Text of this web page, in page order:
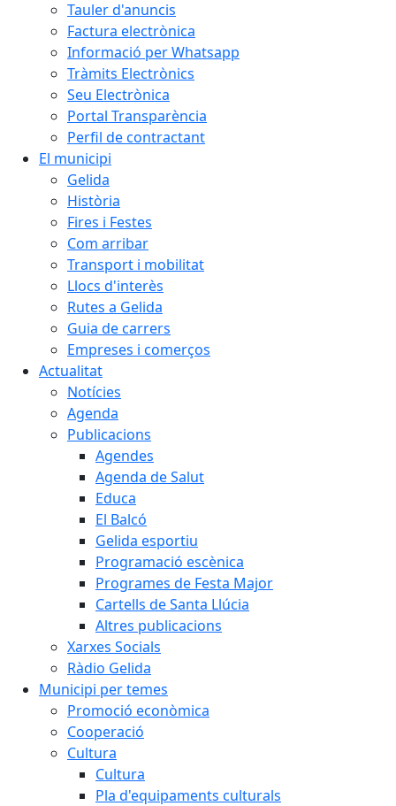
Tauler d'anuncis
Factura electrònica
Informació per Whatsapp
Tràmits Electrònics
Seu Electrònica
Portal Transparència
Perfil de contractant
El municipi
Gelida
Història
Fires i Festes
Com arribar
Transport i mobilitat
Llocs d'interès
Rutes a Gelida
Guia de carrers
Empreses i comerços
Actualitat
Notícies
Agenda
Publicacions
Agendes
Agenda de Salut
Educa
El Balcó
Gelida esportiu
Programació escènica
Programes de Festa Major
Cartells de Santa Llúcia
Altres publicacions
Xarxes Socials
Ràdio Gelida
Municipi per temes
Promoció econòmica
Cooperació
Cultura
Cultura
Pla d'equipaments culturals